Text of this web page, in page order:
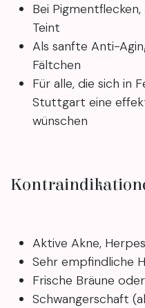
Bei
Teint
Als sanfte Anti-
Fältchen
Für alle, die sich in
Stuttgart eine
wünschen
Aktive Akne,
Sehr empfindliche
Frische Bräune
Schwangerschaft